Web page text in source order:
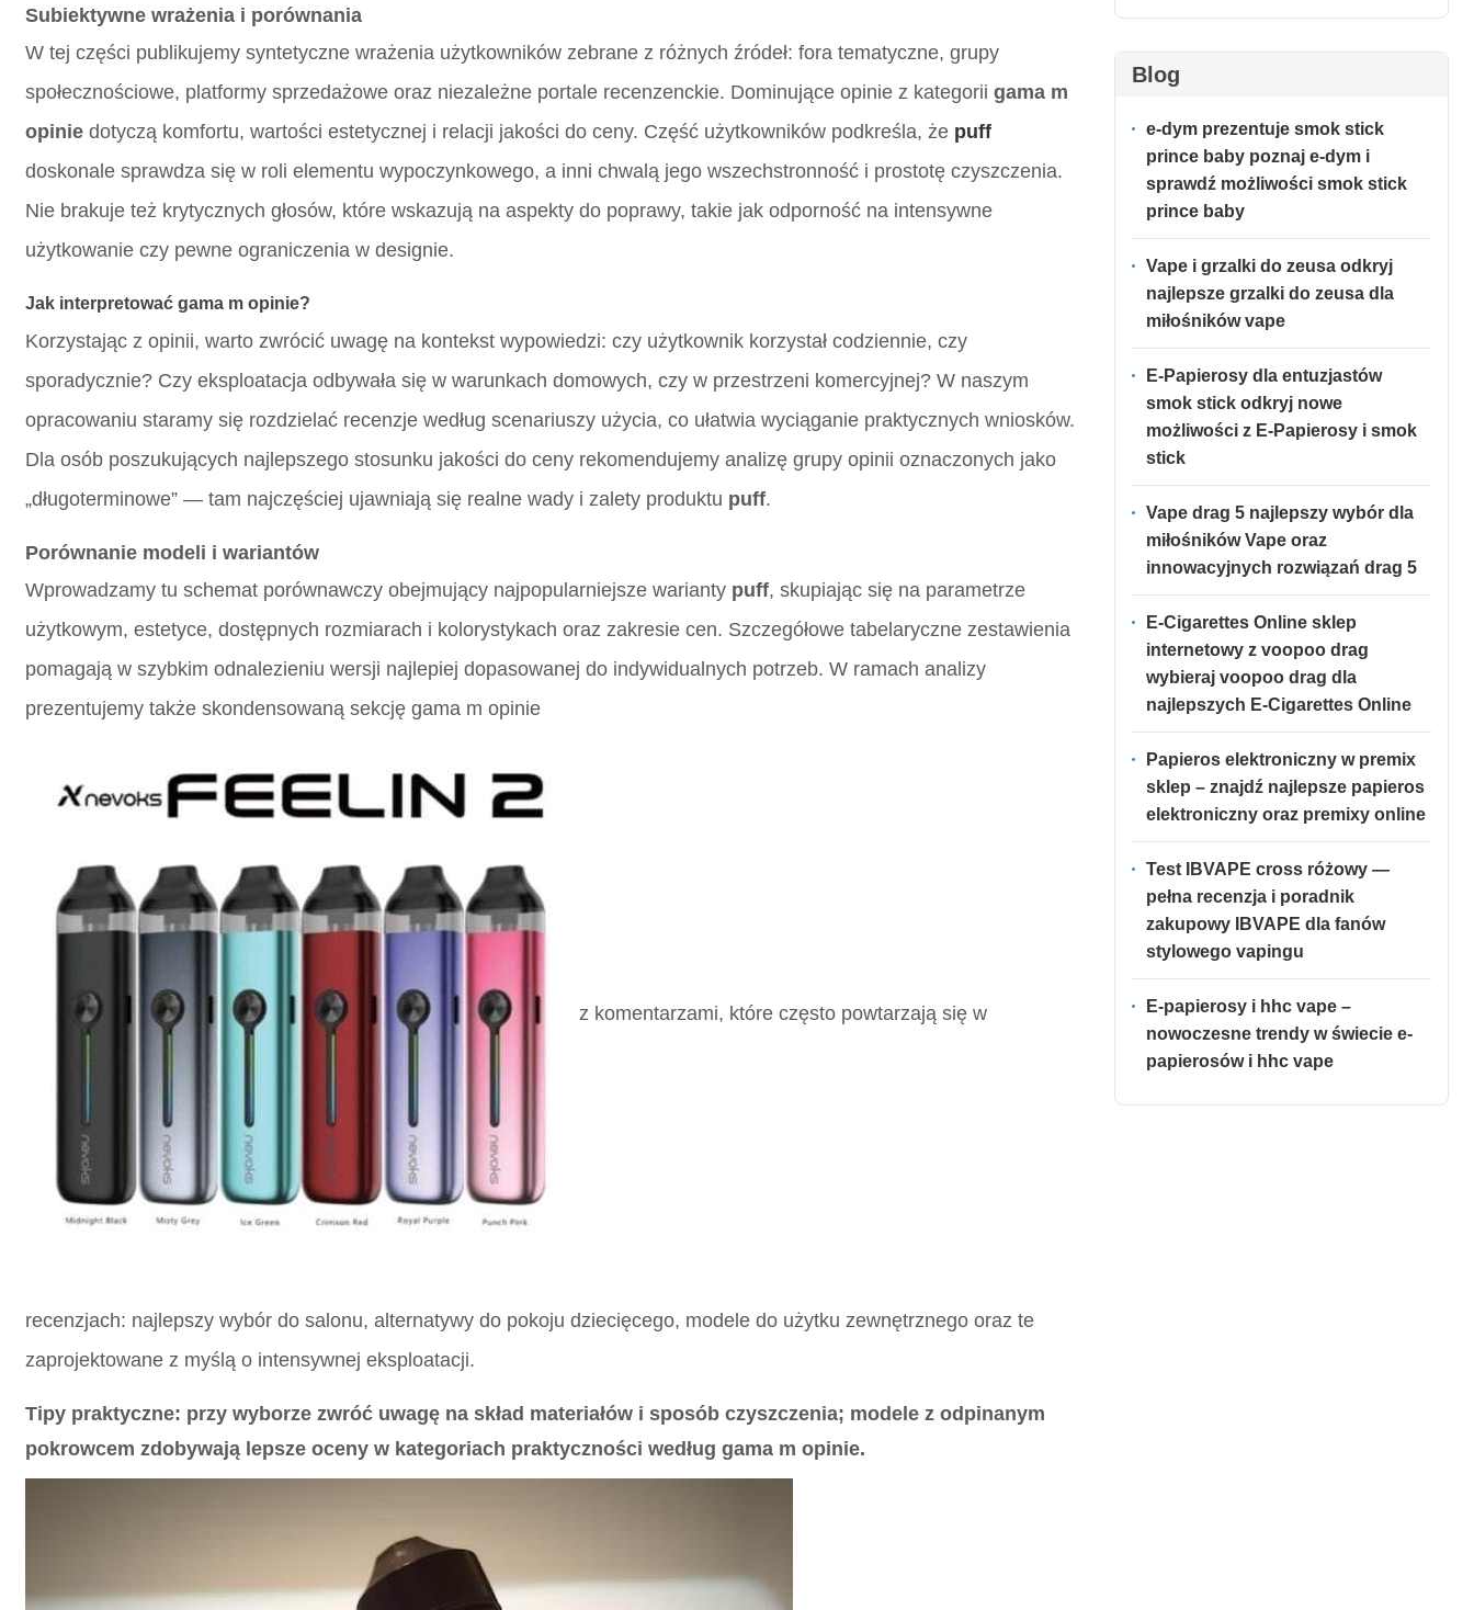
Subiektywne wrażenia i porównania
W tej części publikujemy syntetyczne wrażenia użytkowników zebrane z różnych źródeł: fora tematyczne, grupy
społecznościowe, platformy sprzedażowe oraz niezależne portale recenzenckie. Dominujące opinie z kategoriigama m
opinie dotyczą komfortu, wartości estetycznej i relacji jakości do ceny. Część użytkowników podkreśla, że puff
doskonale sprawdza się w roli elementu wypoczynkowego, a inni chwalą jego wszechstronność i prostotę czyszczenia.
Nie brakuje też krytycznych głosów, które wskazują na aspekty do poprawy, takie jak odporność na intensywne
użytkowanie czy pewne ograniczenia w designie.
Jak interpretowaćgama m opinie?
Korzystając z opinii, warto zwrócić uwagę na kontekst wypowiedzi: czy użytkownik korzystał codziennie, czy
sporadycznie? Czy eksploatacja odbywała się w warunkach domowych, czy w przestrzeni komercyjnej? W naszym
opracowaniu staramy się rozdzielać recenzje według scenariuszy użycia, co ułatwia wyciąganie praktycznych wniosków.
Dla osób poszukujących najlepszego stosunku jakości do ceny rekomendujemy analizę grupy opinii oznaczonych jako
„długoterminowe” — tam najczęściej ujawniają się realne wady i zalety produktu puff.
Porównanie modeli i wariantów
Wprowadzamy tu schemat porównawczy obejmujący najpopularniejsze warianty puff, skupiając się na parametrze
użytkowym, estetyce, dostępnych rozmiarach i kolorystykach oraz zakresie cen. Szczegółowe tabelaryczne zestawienia
pomagają w szybkim odnalezieniu wersji najlepiej dopasowanej do indywidualnych potrzeb. W ramach analizy
prezentujemy także skondensowaną sekcjęgama m opinie
z komentarzami, które często powtarzają się w
recenzjach: najlepszy wybór do salonu, alternatywy do pokoju dziecięcego, modele do użytku zewnętrznego oraz te
zaprojektowane z myślą o intensywnej eksploatacji.
Tipy praktyczne: przy wyborze zwróć uwagę na skład materiałów i sposób czyszczenia; modele z odpinanym
pokrowcem zdobywają lepsze oceny w kategoriach praktyczności wedługgama m opinie.
Blog
e-dym prezentuje smok stick
prince baby poznaj e-dym i
sprawdź możliwości smok stick
prince baby
Vape i grzalki do zeusa odkryj
najlepsze grzalki do zeusa dla
miłośników vape
E-Papierosy dla entuzjastów
smok stick odkryj nowe
możliwości z E-Papierosy i smok
stick
Vape drag 5 najlepszy wybór dla
miłośników Vape oraz
innowacyjnych rozwiązań drag 5
E-Cigarettes Online sklep
internetowy z voopoo drag
wybieraj voopoo drag dla
najlepszych E-Cigarettes Online
Papieros elektroniczny w premix
sklep – znajdź najlepsze papieros
elektroniczny oraz premixy online
Test IBVAPE cross różowy —
pełna recenzja i poradnik
zakupowy IBVAPE dla fanów
stylowego vapingu
E-papierosy i hhc vape –
nowoczesne trendy w świecie e-
papierosów i hhc vape